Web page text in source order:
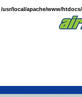
/usr/local/apache/www/